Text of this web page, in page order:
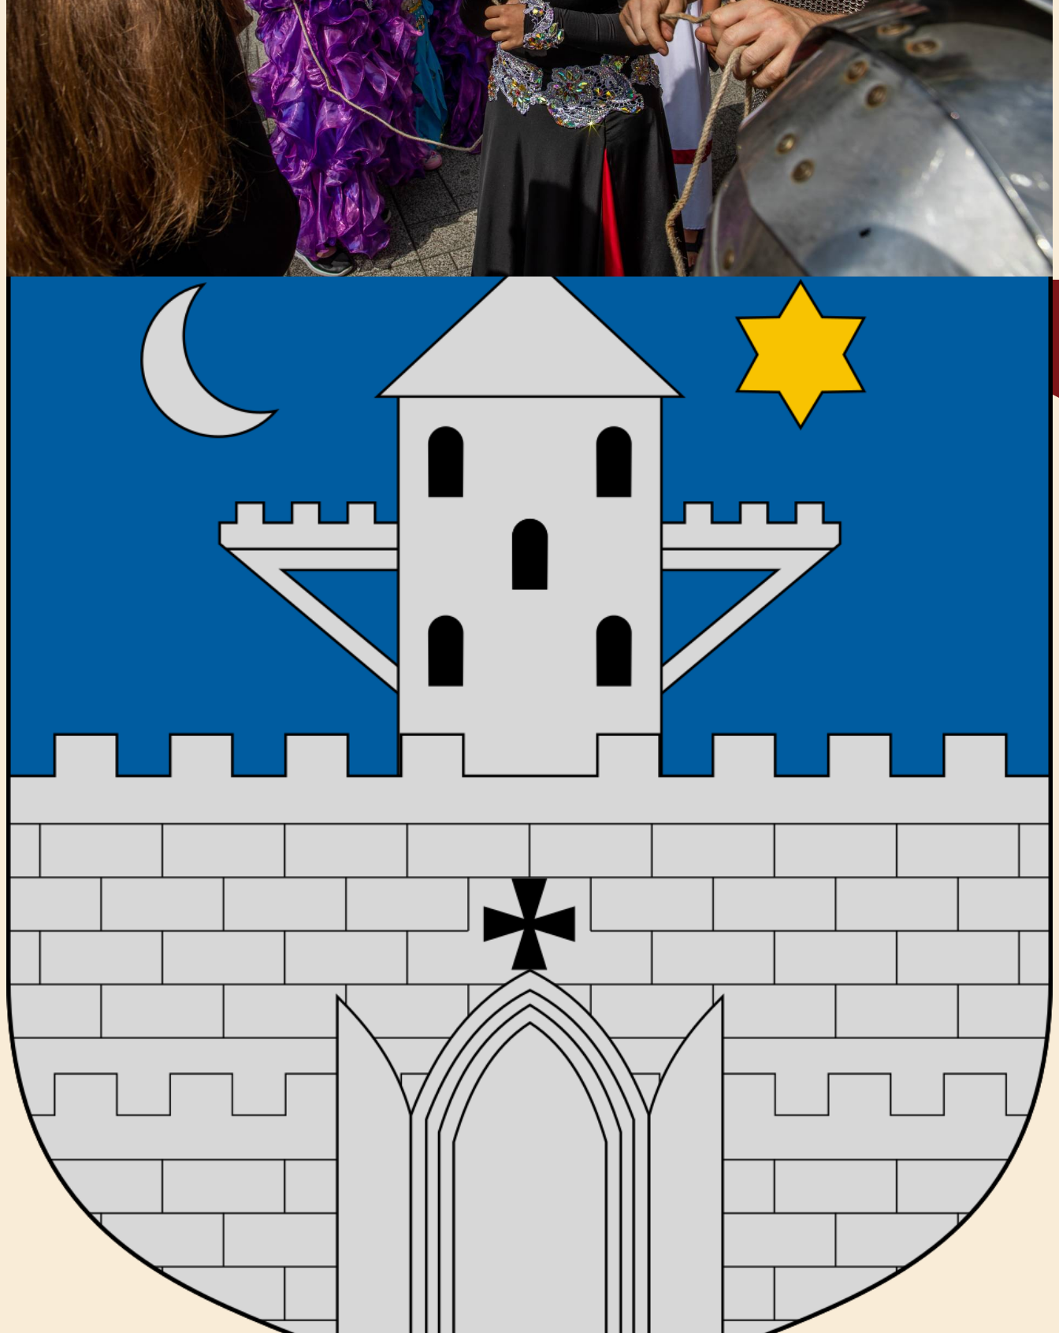
TÁMOGATÓK
Főtámogató: